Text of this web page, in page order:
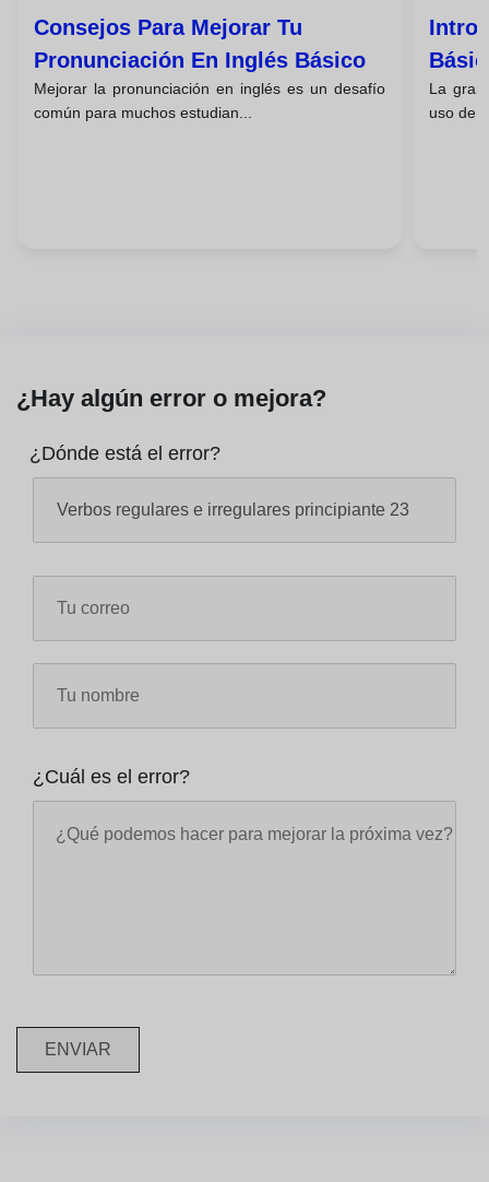
Consejos Para Mejorar Tu
Pronunciación En Inglés Básico
Mejorar la pronunciación en inglés es un desafío
común para muchos estudian...
La
uso de
¿Hay algún error o mejora?
¿Dónde está el error?
¿Cuál es el error?
ENVIAR